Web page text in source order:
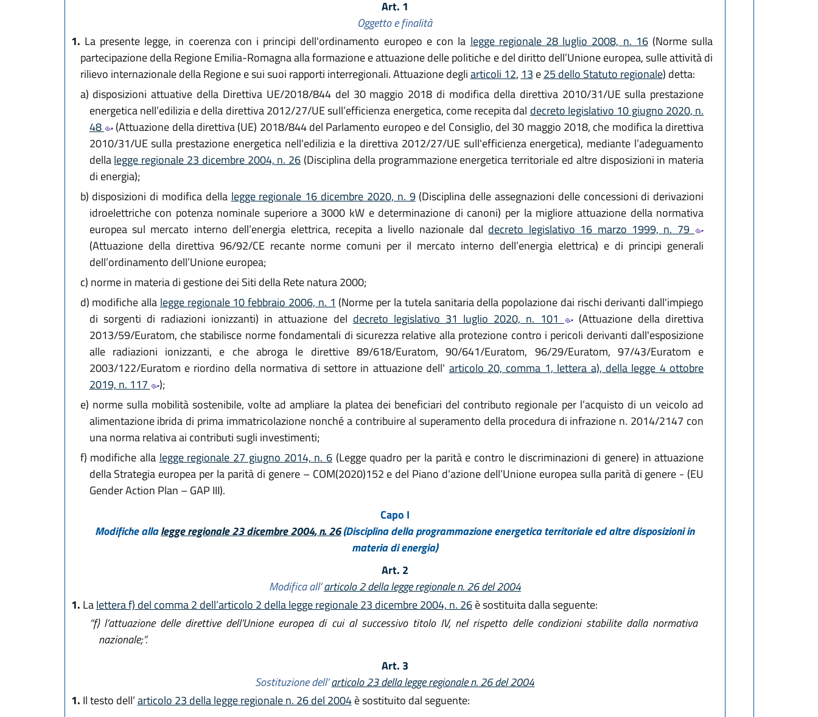
Art. 1
Oggetto e finalità
1. La presente legge, in coerenza con i principi dell'ordinamento europeo e con la legge regionale 28 luglio 2008, n. 16(Norme sulla
partecipazione della Regione Emilia-Romagna alla formazione e attuazione delle politiche e del diritto dell’Unione europea, sulle attività di
rilievo internazionale della Regione e sui suoi rapporti interregionali. Attuazione degliarticoli 12, 13 e25 dello Statuto regionale) detta:
a) disposizioni attuative della Direttiva UE/2018/844 del 30 maggio 2018 di modifica della direttiva 2010/31/UE sulla prestazione
energetica nell’edilizia e della direttiva 2012/27/UE sull’efficienza energetica, come recepita dal decreto legislativo 10 giugno 2020, n.
48
(Attuazione della direttiva (UE) 2018/844 del Parlamento europeo e del Consiglio, del 30 maggio 2018, che modifica la direttiva
2010/31/UE sulla prestazione energetica nell'edilizia e la direttiva 2012/27/UE sull'efficienza energetica), mediante l’adeguamento
dellalegge regionale 23 dicembre 2004, n. 26 (Disciplina della programmazione energetica territoriale ed altre disposizioni in materia
di energia);
b) disposizioni di modifica della legge regionale 16 dicembre 2020, n. 9(Disciplina delle assegnazioni delle concessioni di derivazioni
idroelettriche con potenza nominale superiore a 3000 kW e determinazione di canoni) per la migliore attuazione della normativa
europea sul mercato interno dell’energia elettrica, recepita a livello nazionale dal decreto legislativo 16 marzo 1999, n. 79
(Attuazione della direttiva 96/92/CE recante norme comuni per il mercato interno dell’energia elettrica) e di principi generali
dell’ordinamento dell’Unione europea;
c) norme in materia di gestione dei Siti della Rete natura 2000;
d) modifiche alla legge regionale 10 febbraio 2006, n. 1 (Norme per la tutela sanitaria della popolazione dai rischi derivanti dall'impiego
di sorgenti di radiazioni ionizzanti) in attuazione del decreto legislativo 31 luglio 2020, n. 101
(Attuazione della direttiva
2013/59/Euratom, che stabilisce norme fondamentali di sicurezza relative alla protezione contro i pericoli derivanti dall'esposizione
alle radiazioni ionizzanti, e che abroga le direttive 89/618/Euratom, 90/641/Euratom, 96/29/Euratom, 97/43/Euratom e
2003/122/Euratom e riordino della normativa di settore in attuazione dell' articolo 20, comma 1, lettera a), della legge 4 ottobre
2019, n. 117
);
e) norme sulla mobilità sostenibile, volte ad ampliare la platea dei beneficiari del contributo regionale per l’acquisto di un veicolo ad
alimentazione ibrida di prima immatricolazione nonché a contribuire al superamento della procedura di infrazione n. 2014/2147 con
una norma relativa ai contributi sugli investimenti;
f) modifiche alla legge regionale 27 giugno 2014, n. 6(Legge quadro per la parità e contro le discriminazioni di genere) in attuazione
della Strategia europea per la parità di genere – COM(2020)152 e del Piano d’azione dell’Unione europea sulla parità di genere - (EU
Gender Action Plan – GAP III).
Capo I
Modifiche allalegge regionale 23 dicembre 2004, n. 26(Disciplina della programmazione energetica territoriale ed altre disposizioni in
materia di energia)
Art. 2
Modifica all’articolo 2 della legge regionale n. 26 del 2004
1. Lalettera f) del comma 2 dell’articolo 2 della legge regionale 23 dicembre 2004, n. 26è sostituita dalla seguente:
“f)l’attuazione delle direttive dell’Unione europea di cui al successivo titolo IV, nel rispetto delle condizioni stabilite dalla normativa
nazionale;”.
Art. 3
Sostituzione dell’articolo 23 della legge regionale n. 26 del 2004
1. Il testo dell’articolo 23 della legge regionale n. 26 del 2004è sostituito dal seguente: